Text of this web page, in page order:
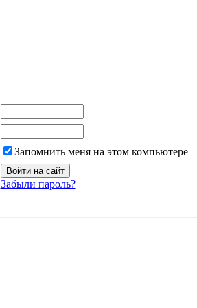
Запомнить меня на этом компьютере
Забыли пароль?